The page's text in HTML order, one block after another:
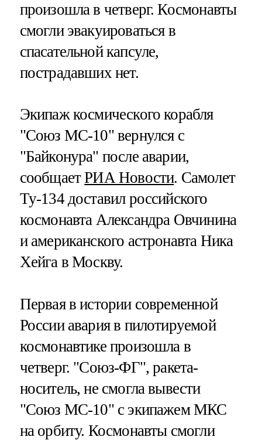
произошла в четверг. Космонавты
смогли эвакуироваться в
спасательной капсуле,
пострадавших нет.
Экипаж космического корабля
"Союз МС-10" вернулся с
"Байконура" после аварии,
сообщаетРИА Новости. Самолет
Ту-134 доставил российского
космонавта Александра Овчинина
и американского астронавта Ника
Хейга в Москву.
Первая в истории современной
России авария в пилотируемой
космонавтике произошла в
четверг. "Союз-ФГ", ракета-
носитель, не смогла вывести
"Союз МС-10" с экипажем МКС
на орбиту. Космонавты смогли